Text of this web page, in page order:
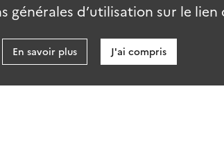
d’utilisation sur le lien
En savoir plus J'ai compris